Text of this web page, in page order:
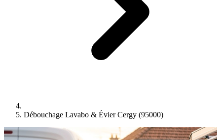
Débouchage Lavabo & Évier Cergy (95000)